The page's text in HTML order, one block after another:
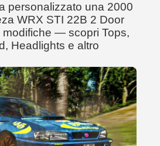
una 2000
WRX STI 22B 2 Door
modifiche — scopri Tops,
Headlights e altro